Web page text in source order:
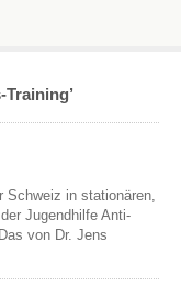
Schweiz in stationären,
Jugendhilfe Anti-
von Dr. Jens